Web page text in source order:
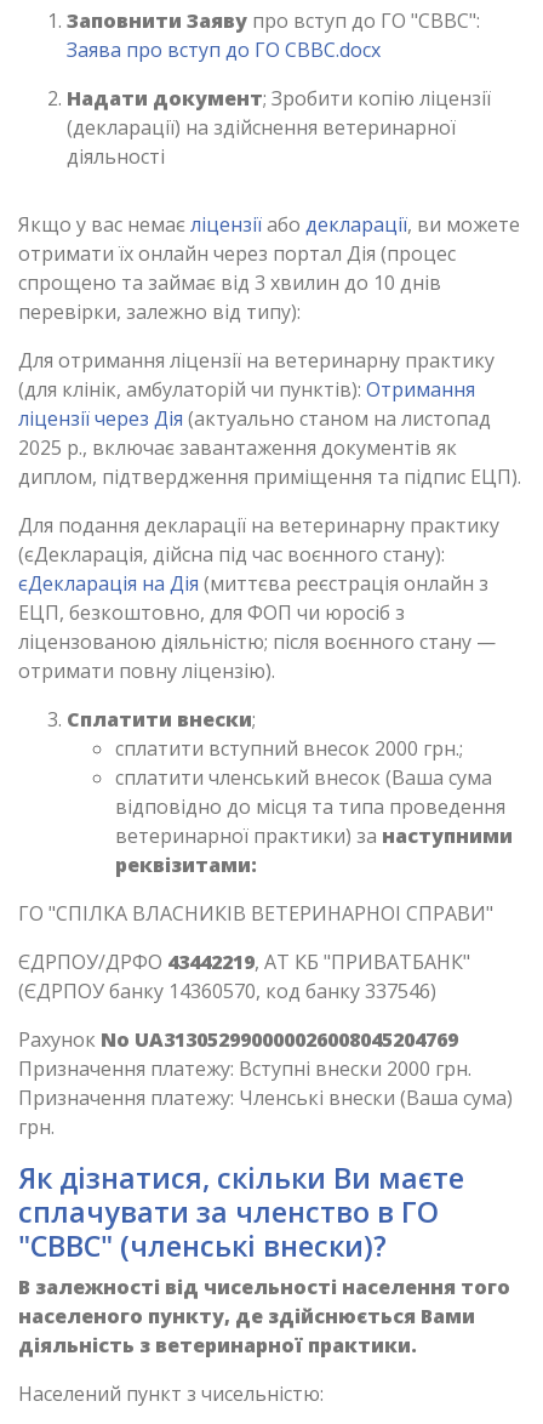
Заповнити Заяву про вступ до ГО "СВВС":
Заява про вступ до ГО СВВС.docx
Надати документ; Зробити копію ліцензії
(декларації) на здійснення ветеринарної
діяльності
Якщо у вас немає ліцензіїабо декларації, ви можете
отримати їх онлайн через портал Дія (процес
спрощено та займає від 3 хвилин до 10 днів
перевірки, залежно від типу):
Для отримання ліцензії на ветеринарну практику
(для клінік, амбулаторій чи пунктів): Отримання
ліцензії через Дія (актуально станом на листопад
2025 р., включає завантаження документів як
диплом, підтвердження приміщення та підпис ЕЦП).
Для подання декларації на ветеринарну практику
(єДекларація, дійсна під час воєнного стану):
єДекларація на Дія (миттєва реєстрація онлайн з
ЕЦП, безкоштовно, для ФОП чи юросіб з
ліцензованою діяльністю; після воєнного стану —
отримати повну ліцензію).
Сплатити внески;
сплатити вступний внесок 2000 грн.;
сплатити членський внесок (Ваша сума
відповідно до місця та типа проведення
ветеринарної практики) за наступними
реквізитами:
ГО "СПIЛКА ВЛАСНИКIВ ВЕТЕРИНАРНОI СПРАВИ"
ЄДРПОУ/ДРФО 43442219, АТ КБ "ПРИВАТБАНК"
(ЄДРПОУ банку 14360570, код банку 337546)
Рахунок No UA313052990000026008045204769
Призначення платежу: Вступні внески 2000 грн.
Призначення платежу: Членські внески (Ваша сума)
грн.
Як дізнатися, скільки Ви маєте
сплачувати за членство в ГО
"СВВС" (членські внески)?
В залежності від чисельності населення того
населеного пункту, де здійснюється Вами
діяльність з ветеринарної практики.
Населений пункт з чисельністю: